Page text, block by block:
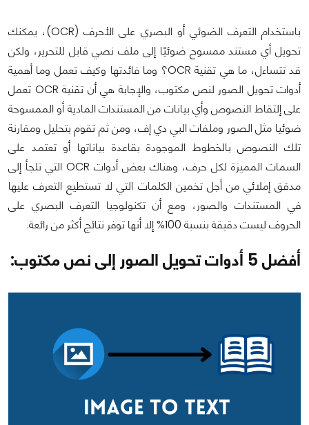
باستخدام التعرف الضوئي أو البصري على الأحرف (OCR)، يمكنك
تحويل أي مستند ممسوح ضوئيًا إلى ملف نصي قابل للتحرير، ولكن
قد تتساءل، ما هي تقنية OCR؟ وما فائدتها وكيف تعمل وما أهمية
أدوات تحويل الصور لنص مكتوب، والإجابة هي أن تقنية OCR تعمل
على إلتقاط النصوص وأي بيانات من المستندات المادية أو الممسوحة
ضوئيا مثل الصور وملفات البي دي إف، ومن ثم تقوم بتحليل ومقارنة
تلك النصوص بالخطوط الموجودة بقاعدة بياناتها أو تعتمد على
السمات المميزة لكل حرف، وهناك بعض أدوات OCR التي تلجأ إلى
مدقق إملائي من أجل تخمين الكلمات التي لا تستطيع التعرف عليها
في المستندات والصور، ومع أن تكنولوجيا التعرف البصري على
الحروف ليست دقيقة بنسبة 100% إلا أنها توفر نتائج أكثر من رائعة.
أفضل 5 أدوات تحويل الصور إلى نص مكتوب: